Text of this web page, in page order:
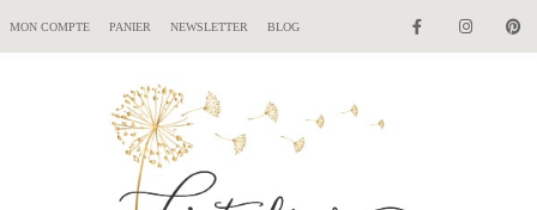
MON COMPTE PANIER NEWSLETTER BLOG